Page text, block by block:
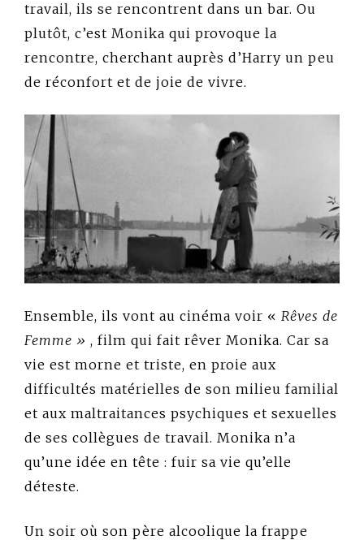
travail, ils se rencontrent dans un bar. Ou
plutôt, c’est Monika qui provoque la
rencontre, cherchant auprès d’Harry un peu
de réconfort et de joie de vivre.
Ensemble, ils vont au cinéma voir « Rêves de
Femme » , film qui fait rêver Monika. Car sa
vie est morne et triste, en proie aux
difficultés matérielles de son milieu familial
et aux maltraitances psychiques et sexuelles
de ses collègues de travail. Monika n’a
qu’une idée en tête : fuir sa vie qu’elle
déteste.
Un soir où son père alcoolique la frappe